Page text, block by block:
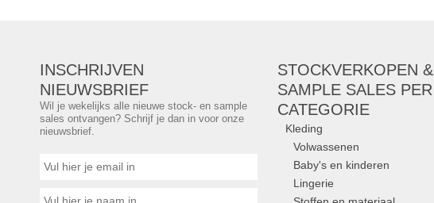
INSCHRIJVEN
NIEUWSBRIEF
Wil je wekelijks alle nieuwe stock- en sample
sales ontvangen? Schrijf je dan in voor onze
nieuwsbrief.
STOCKVERKOPEN &
SAMPLE SALES PER
CATEGORIE
Kleding
Volwassenen
Baby's en kinderen
Lingerie